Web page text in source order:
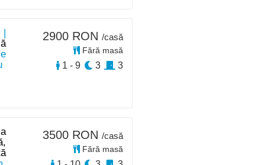
2900 RON /casă
Fără masă
1 - 9 3 3
3500 RON /casă
Fără masă